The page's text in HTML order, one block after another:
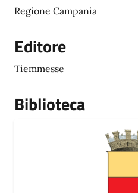
Regione Campania
Editore
Tiemmesse
Biblioteca